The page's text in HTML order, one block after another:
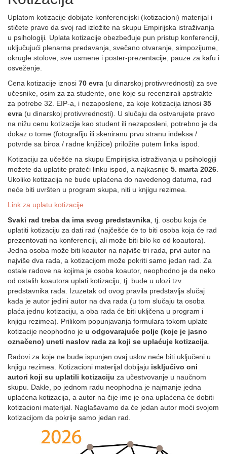
Uplatom kotizacije dobijate konferencijski (kotizacioni) materijal i
stičete pravo da svoj rad izložite na skupu Empirijska istraživanja
u psihologiji Uplata kotizacije obezbeđuje pun pristup konferenciji,
uključujući plenarna predavanja, svečano otvaranje, simpozijume,
okrugle stolove, sve usmene i poster-prezentacije, pauze za kafu i
osveženje.
Cena kotizacije iznosi 70 evra (u dinarskoj protivvrednosti) za sve
učesnike, osim za za studente, one koje su recenzirali apstrakte
za potrebe 32. EIP-a, i nezaposlene, za koje kotizacija iznosi 35
evra (u dinarskoj protivvrednosti). U slučaju da ostvarujete pravo
na nižu cenu kotizacije kao student ili nezaposleni, potrebno je da
dokaz o tome (fotografiju ili skeniranu prvu stranu indeksa /
potvrde sa biroa / radne knjižice) priložite putem linka ispod.
Kotizaciju za učešće na skupu Empirijska istraživanja u psihologiji
možete da uplatite prateći linku ispod, a najkasnije 5. marta 2026
Ukoliko kotizacija ne bude uplaćena do navedenog datuma, rad
neće biti uvršten u program skupa, niti u knjigu rezimea.
Link za uplatu kotizacije
Svaki rad treba da ima svog predstavnika , tj. osobu koja će
uplatiti kotizaciju za dati rad (najčešće će to biti osoba koja će rad
prezentovati na konferenciji, ali može biti bilo ko od koautora).
Jedna osoba može biti koautor na najviše tri rada, prvi autor na
najviše dva rada, a kotizacijom može pokriti samo jedan rad. Za
ostale radove na kojima je osoba koautor, neophodno je da neko
od ostalih koautora uplati kotizaciju, tj. bude u ulozi tzv.
predstavnika rada. Izuzetak od ovog pravila predstavlja slučaj
kada je autor jedini autor na dva rada (u tom slučaju ta osoba
plaća jednu kotizaciju, a oba rada će biti ukljčena u program i
knjigu rezimea). Prilikom popunjavanja formulara tokom uplate
kotizacije neophodno je u odgovarajuće polje (koje je jasno
označeno) uneti naslov rada za koji se uplaćuje kotizacija
Radovi za koje ne bude ispunjen ovaj uslov neće biti uključeni u
knjigu rezimea. Kotizacioni materijal dobijaju isključivo oni
autori koji su uplatili kotizaciju za učestvovanje u naučnom
skupu. Dakle, po jednom radu neophodna je najmanje jedna
uplaćena kotizacija, a autor na čije ime je ona uplaćena će dobiti
kotizacioni materijal. Naglašavamo da će jedan autor moći svojom
kotizacijom da pokrije samo jedan rad.